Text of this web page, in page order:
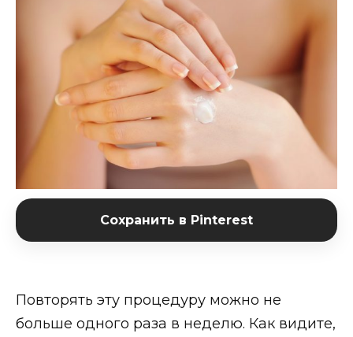
Сохранить в Pinterest
Повторять эту процедуру можно не
больше одного раза в неделю. Как видите,